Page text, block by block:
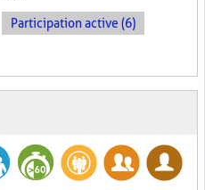
Participation active (6)